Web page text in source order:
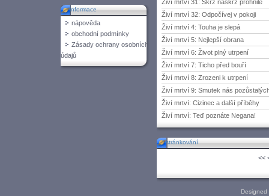
informace
nápověda
obchodní podmínky
Zásady ochrany osobních
údajů
Živí mrtví 31: Skrz naskrz prohnilé
Živí mrtví 32: Odpočívej v pokoji
Živí mrtví 4: Touha je slepá
Živí mrtví 5: Nejlepší obrana
Živí mrtví 6: Život plný utrpení
Živí mrtví 7: Ticho před bouří
Živí mrtví 8: Zrozeni k utrpení
Živí mrtví 9: Smutek nás
Živí mrtví: Cizinec a další příběhy
Živí mrtví: Teď poznáte Negana!
stránkování
<<